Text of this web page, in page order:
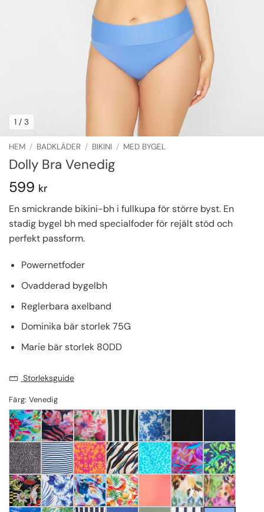
1 / 3
HEM / BADKLÄDER / BIKINI / MED BYGEL
Dolly Bra Venedig
599 kr
En smickrande bikini-bh i fullkupa för större byst. En
stadig bygel bh med specialfoder för rejält stöd och
perfekt passform.
Powernetfoder
Ovadderad bygelbh
Reglerbara axelband
Dominika bär storlek 75G
Marie bär storlek 80DD
Storleksguide
Färg: Venedig